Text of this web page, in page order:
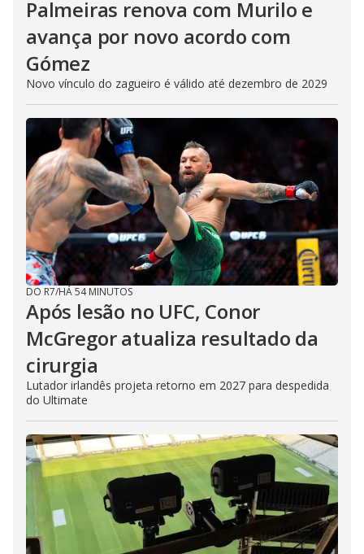
Palmeiras renova com Murilo e
avança por novo acordo com
Gómez
Novo vínculo do zagueiro é válido até dezembro de 2029
DO R7/HÁ 54 MINUTOS
Após lesão no UFC, Conor
McGregor atualiza resultado da
cirurgia
Lutador irlandês projeta retorno em 2027 para despedida
do Ultimate